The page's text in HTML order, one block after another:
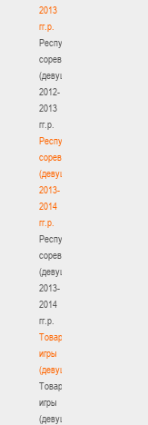
2013
гг.р.
Республиканские
соревнования
(девушки)
2012-
2013
гг.р.
Республиканские
соревнования
(девушки)
2013-
2014
гг.р.
Республиканские
соревнования
(девушки)
2013-
2014
гг.р.
Товарищеские
игры
(девушки)
Товарищеские
игры
(девушки)